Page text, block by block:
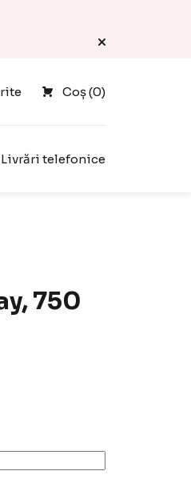
Coș (0)
Livrări telefonice
750